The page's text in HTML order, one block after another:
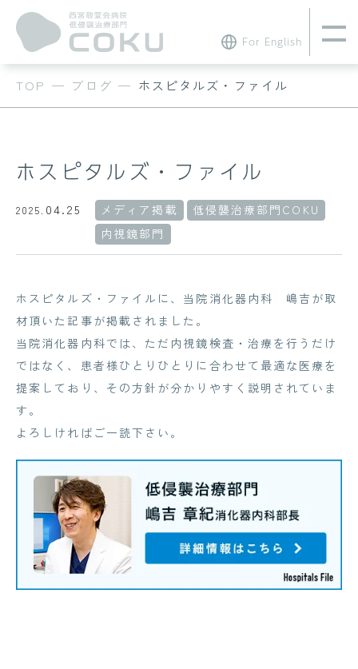
For English
TOP — ブログ — ホスピタルズ・ファイル
ホスピタルズ・ファイル
2025. 04.25 メディア掲載
低侵襲治療部門COKU
内視鏡部門
ホスピタルズ・ファイルに、当院消化器内科 嶋吉が取
材頂いた記事が掲載されました。
当院消化器内科では、ただ内視鏡検査・治療を行うだけ
ではなく、患者様ひとりひとりに合わせて最適な医療を
提案しており、その方針が分かりやすく説明されていま
す。
よろしければご一読下さい。